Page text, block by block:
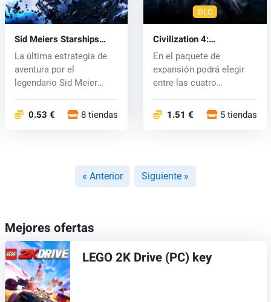
Sid Meiers Starships
(PC) CD key
La última estrategia de
aventura por el
legendario Sid Meier
0.53 € 8 tiendas
DLC
Civilization 4:
Colonization (PC) CD key
En el paquete de
expansión podrá elegir
entre las cuatro
1.51 € 5 tiendas
« Anterior Siguiente »
Mejores ofertas
LEGO 2K Drive (PC) key